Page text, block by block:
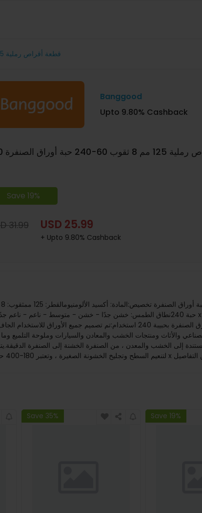
100 قطعة أقراص رملية 125 مم 8 ثقوب 60-240 حبة أوراق الصنفرة
Banggood
Upto 9.80% Cashback
60-240 حبة أوراق الصنفرة
Save 19%
31.99 USD 25.99
+ Upto 9.80% Cashback
قطعة20 قطعة × 180 غرامة ورق صنفرة20 قطعة من ورق الصنفرة بحبيبة 240
والأثاث ومنتجات الخشب والمعادن والسيارات وملوحة التلميع
Save 35% Save 19%